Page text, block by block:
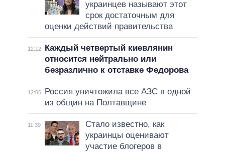
украинцев называют этот
срок достаточным для
оценки действий правительства
12:12
Каждый четвертый киевлянин
относится нейтрально или
безразлично к отставке Федорова
12:06
Россия уничтожила все АЗС в одной
из общин на Полтавщине
11:39
Стало известно, как
украинцы оценивают
участие блогеров в